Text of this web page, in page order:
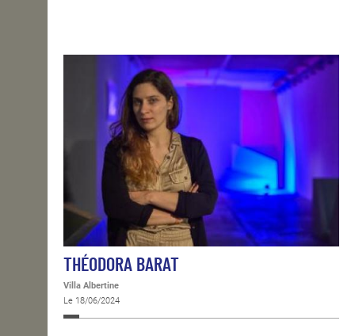
THÉODORA BARAT
Villa Albertine
Le 18/06/2024